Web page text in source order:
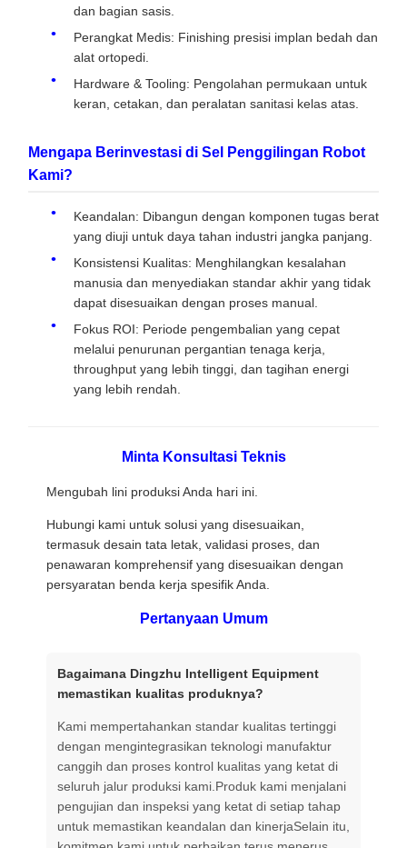
dan bagian sasis.
Perangkat Medis: Finishing presisi implan bedah dan
alat ortopedi.
Hardware & Tooling: Pengolahan permukaan untuk
keran, cetakan, dan peralatan sanitasi kelas atas.
Mengapa Berinvestasi di Sel Penggilingan Robot
Kami?
Keandalan: Dibangun dengan komponen tugas berat
yang diuji untuk daya tahan industri jangka panjang.
Konsistensi Kualitas: Menghilangkan kesalahan
manusia dan menyediakan standar akhir yang tidak
dapat disesuaikan dengan proses manual.
Fokus ROI: Periode pengembalian yang cepat
melalui penurunan pergantian tenaga kerja,
throughput yang lebih tinggi, dan tagihan energi
yang lebih rendah.
Minta Konsultasi Teknis
Mengubah lini produksi Anda hari ini.
Hubungi kami untuk solusi yang disesuaikan,
termasuk desain tata letak, validasi proses, dan
penawaran komprehensif yang disesuaikan dengan
persyaratan benda kerja spesifik Anda.
Pertanyaan Umum
Bagaimana Dingzhu Intelligent Equipment
memastikan kualitas produknya?
Kami mempertahankan standar kualitas tertinggi
dengan mengintegrasikan teknologi manufaktur
canggih dan proses kontrol kualitas yang ketat di
seluruh jalur produksi kami.Produk kami menjalani
pengujian dan inspeksi yang ketat di setiap tahap
untuk memastikan keandalan dan kinerjaSelain itu,